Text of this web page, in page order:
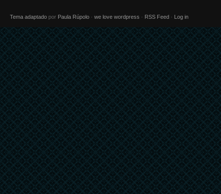
Tema adaptado por Paula Rúpolo · we love wordpress · RSS Feed · Log in